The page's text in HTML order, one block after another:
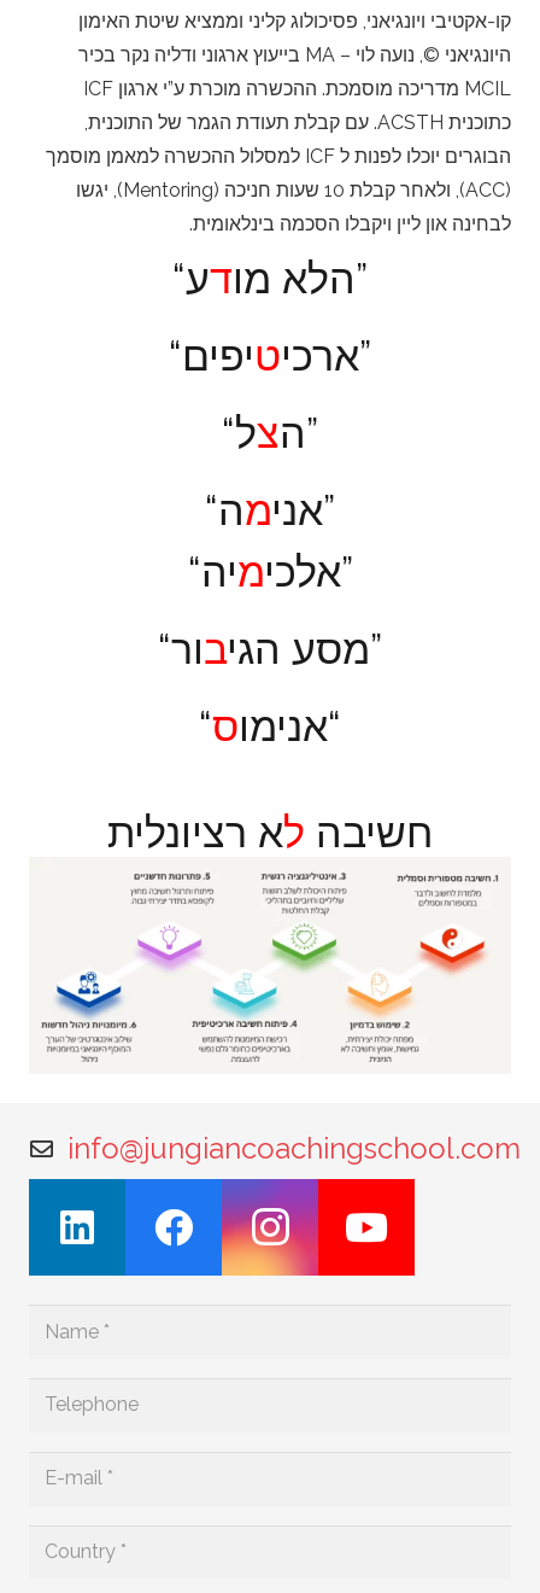
קו-אקטיבי ויונגיאני, פסיכולוג קליני וממציא שיטת האימון
היונגיאני ©
, נועה לוי – MA בייעוץ ארגוני ודליה נקר בכיר
MCIL מדריכה מוסמכת. ההכשרה
מוכרת ע”י ארגון ICF
כתוכנית ACSTH.
עם קבלת תעודת הגמר של התוכנית,
הבוגרים יוכלו לפנות ל ICF למסלול ההכשרה למאמן מוסמך
(ACC), ולאחר קבלת 10 שעות חניכה (Mentoring), יגשו
לבחינה און ליין ויקבלו הסכמה בינלאומית.
“הלא מוד
ע”
“ארכיט
יפים”
“הצ
ל”
“אנימ
ה”
“אלכימ
יה”
“מסע הגיב
ור”
“אנימוס “
חשיבה לא רציונלית
info@jungiancoachingschool.com